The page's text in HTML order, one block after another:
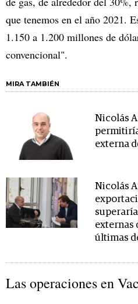
que tenemos en el año 2021.
1.150 a 1.200 millones de
convencional".
MIRA TAMBIÉN
Nicolás
externa
Nicolás
externas
últimas
Las operaciones en